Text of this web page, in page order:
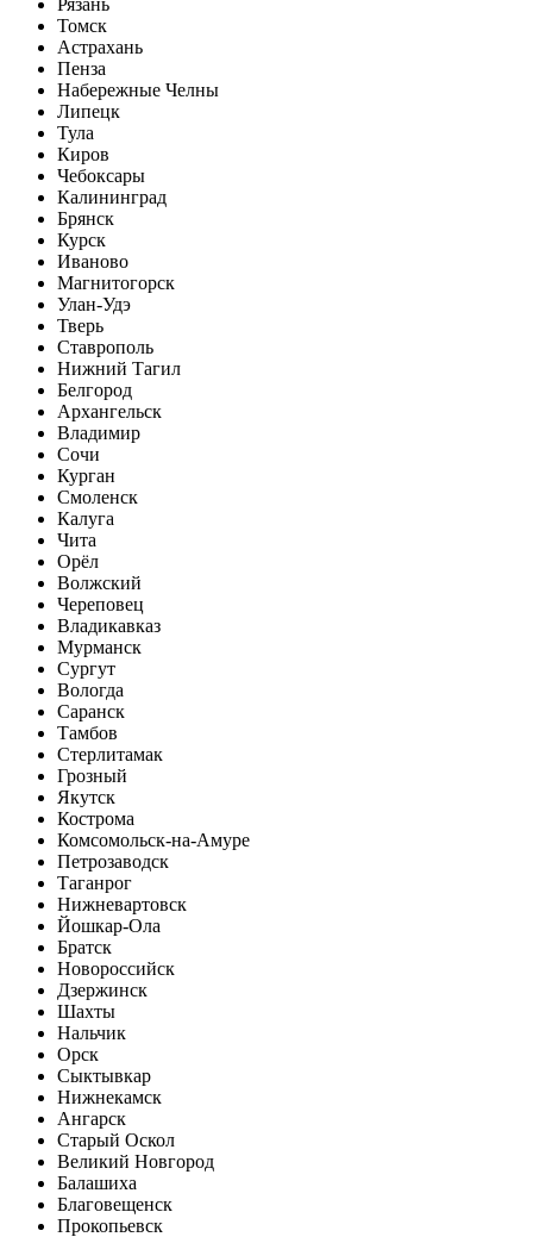
Рязань
Томск
Астрахань
Пенза
Набережные Челны
Липецк
Тула
Киров
Чебоксары
Калининград
Брянск
Курск
Иваново
Магнитогорск
Улан-Удэ
Тверь
Ставрополь
Нижний Тагил
Белгород
Архангельск
Владимир
Сочи
Курган
Смоленск
Калуга
Чита
Орёл
Волжский
Череповец
Владикавказ
Мурманск
Сургут
Вологда
Саранск
Тамбов
Стерлитамак
Грозный
Якутск
Кострома
Комсомольск-на-Амуре
Петрозаводск
Таганрог
Нижневартовск
Йошкар-Ола
Братск
Новороссийск
Дзержинск
Шахты
Нальчик
Орск
Сыктывкар
Нижнекамск
Ангарск
Старый Оскол
Великий Новгород
Балашиха
Благовещенск
Прокопьевск